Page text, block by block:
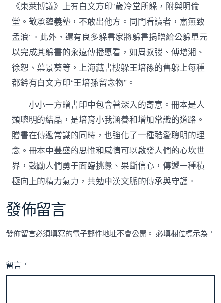
《東萊博議》上有白文方印“歲冷堂所躲，附與明倫
堂。敬承蘊義塾，不敢出他方。同門看讀者，肅無致
孟浪”。此外，還有良多躲書家將躲書捐贈給公躲單元
以完成其躲書的永遠傳播愿看，如周叔弢、傅增湘、
徐恕、葉景葵等。上海藏書樓躲王培孫的舊躲上每種
都鈐有白文方印“王培孫留念物”。
小小一方贈書印中包含著深入的寄意。冊本是人
類聰明的結晶，是培育小我涵養和增加常識的道路。
贈書在傳遞常識的同時，也強化了一種酷愛聰明的理
念。冊本中豐盛的思惟和感情可以啟發人們的心坎世
界，鼓勵人們勇于面臨挑釁、果斷信心，傳遞一種積
極向上的精力氣力，共勉中漢文脈的傳承與守護。
發佈留言
發佈留言必須填寫的電子郵件地址不會公開。 必填欄位標示為*
留言*